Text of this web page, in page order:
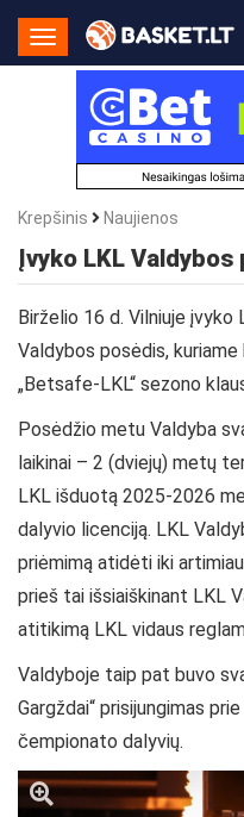
Toggle
Navigation
Krepšinis Naujienos
Įvyko LKL Valdybos
Birželio 16 d. Vilniuje
Valdybos posėdis,
„Betsafe-LKL“ sezono
Posėdžio metu Valdyba
laikinai – 2 (dviejų) metų
LKL išduotą 2025-2026
dalyvio licenciją. LKL
priėmimą atidėti iki
prieš tai išsiaiškinant LKL
atitikimą LKL vidaus
Valdyboje taip pat buvo
Gargždai“ prisijungimas
čempionato dalyvių.